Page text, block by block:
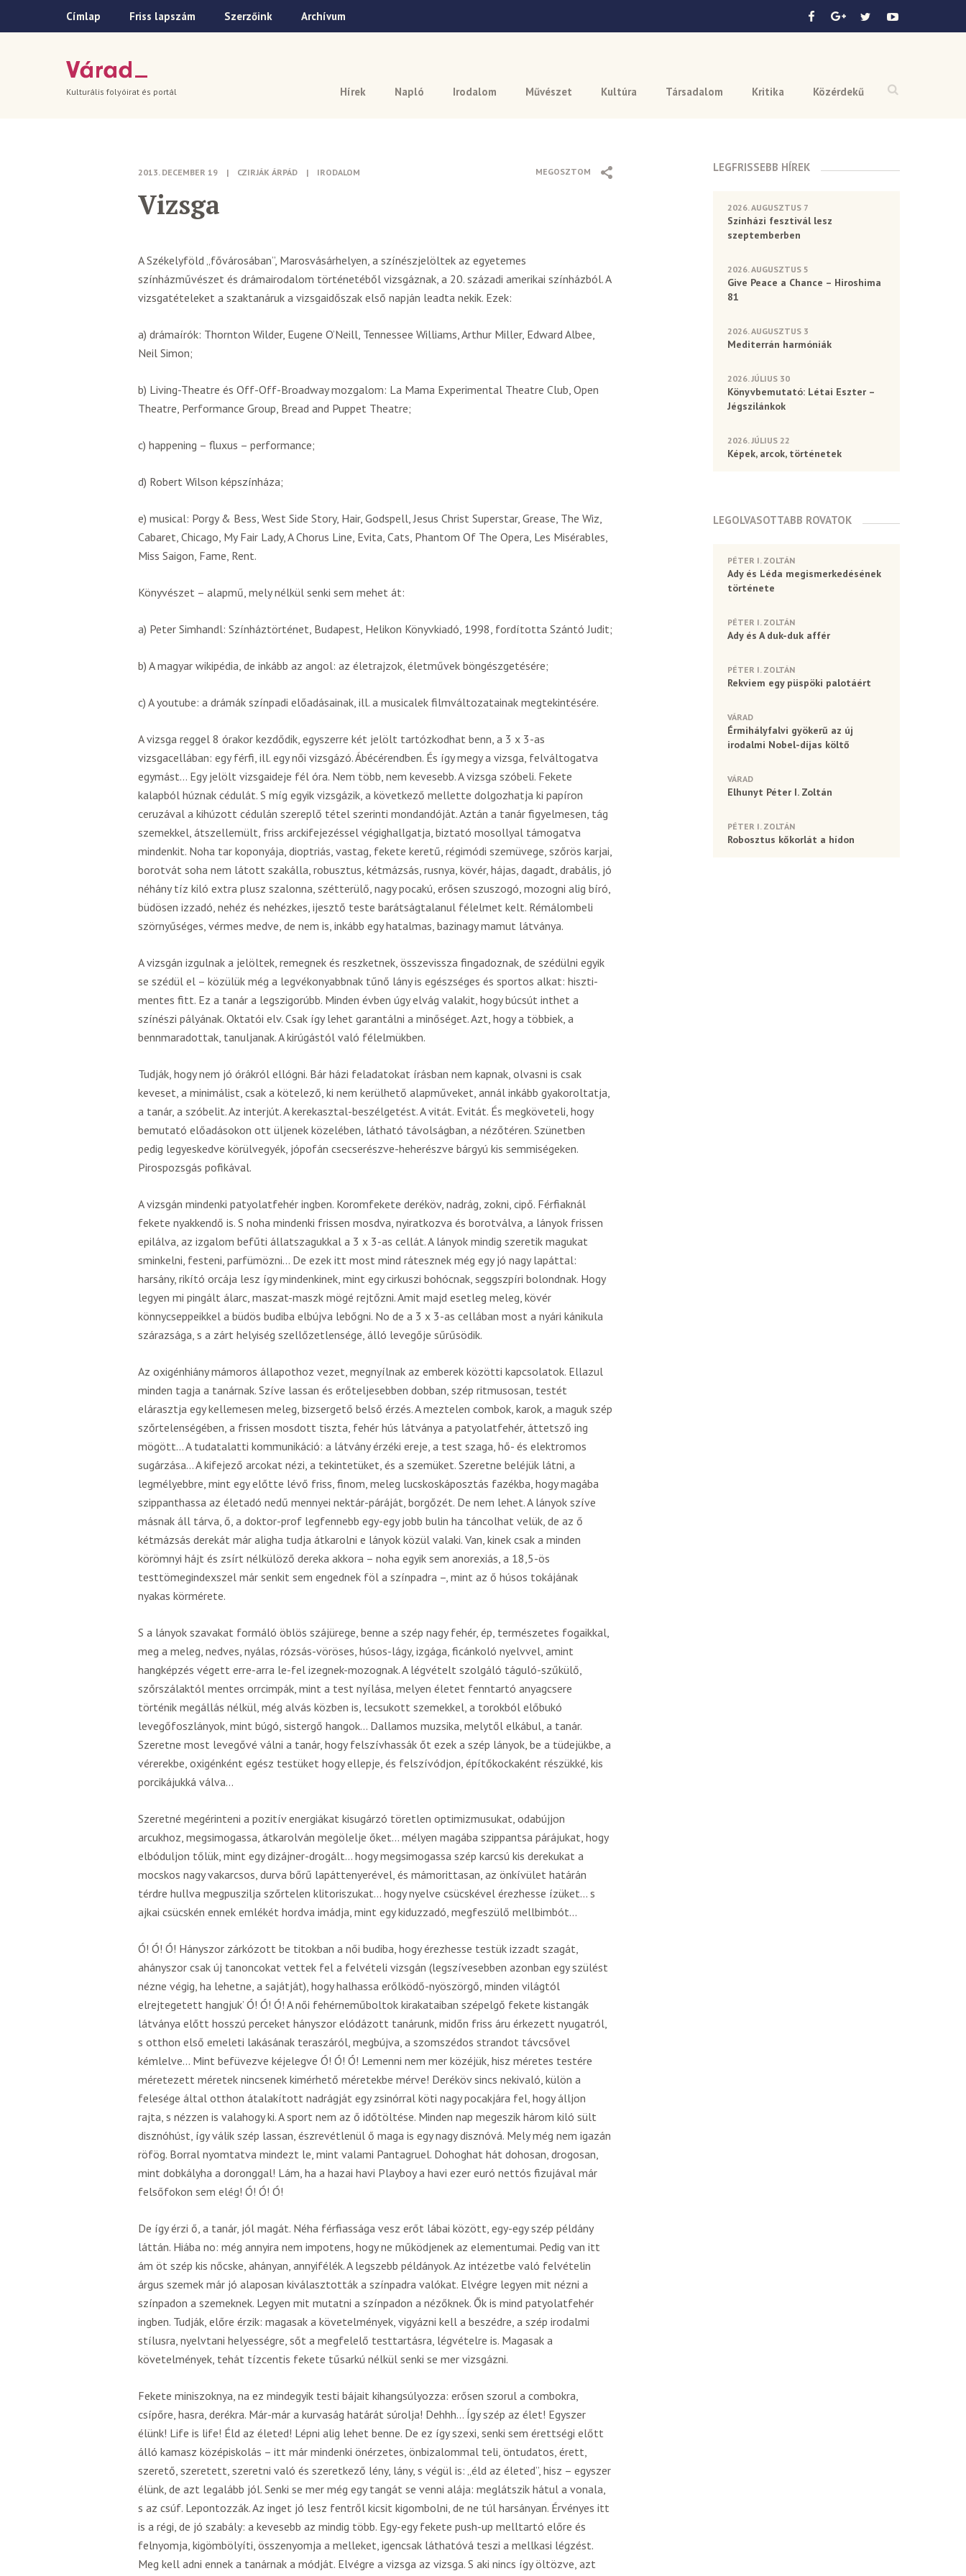
Címlap Friss lapszám Szerzőink Archívum
Hírek Napló Irodalom Művészet Kultúra Társadalom Kritika Közérdekű
Kulturális folyóirat és portál
MEGOSZTOM
2013. DECEMBER 19 | CZIRJÁK ÁRPÁD | IRODALOM
Vizsga
A Székelyföld „fővárosában”, Marosvásárhelyen, a színészjelöltek az egyetemes
színházművészet és drámairodalom történetéből vizsgáznak, a 20. századi amerikai színházból. A
vizsgatételeket a szaktanáruk a vizsgaidőszak első napján leadta nekik. Ezek:
a) drámaírók: Thornton Wilder, Eugene O’Neill, Tennessee Williams, Arthur Miller, Edward Albee,
Neil Simon;
b) Living-Theatre és Off-Off-Broadway mozgalom: La Mama Experimental Theatre Club, Open
Theatre, Performance Group, Bread and Puppet Theatre;
c) happening – fluxus – performance;
d) Robert Wilson képszínháza;
e) musical: Porgy & Bess, West Side Story, Hair, Godspell, Jesus Christ Superstar, Grease, The Wiz,
Cabaret, Chicago, My Fair Lady, A Chorus Line, Evita, Cats, Phantom Of The Opera, Les Misérables,
Miss Saigon, Fame, Rent.
Könyvészet – alapmű, mely nélkül senki sem mehet át:
a) Peter Simhandl: Színháztörténet, Budapest, Helikon Könyvkiadó, 1998, fordította Szántó Judit;
b) A magyar wikipédia, de inkább az angol: az életrajzok, életművek böngészgetésére;
c) A youtube: a drámák színpadi előadásainak, ill. a musicalek filmváltozatainak megtekintésére.
A vizsga reggel 8 órakor kezdődik, egyszerre két jelölt tartózkodhat benn, a 3 x 3-as
vizsgacellában: egy férfi, ill. egy női vizsgázó. Ábécérendben. És így megy a vizsga, felváltogatva
egymást… Egy jelölt vizsgaideje fél óra. Nem több, nem kevesebb. A vizsga szóbeli. Fekete
kalapból húznak cédulát. S míg egyik vizsgázik, a következő mellette dolgozhatja ki papíron
ceruzával a kihúzott cédulán szereplő tétel szerinti mondandóját. Aztán a tanár figyelmesen, tág
szemekkel, átszellemült, friss arckifejezéssel végighallgatja, biztató mosollyal támogatva
mindenkit. Noha tar koponyája, dioptriás, vastag, fekete keretű, régimódi szemüvege, szőrös karjai,
borotvát soha nem látott szakálla, robusztus, kétmázsás, rusnya, kövér, hájas, dagadt, drabális, jó
néhány tíz kiló extra plusz szalonna, szétterülő, nagy pocakú, erősen szuszogó, mozogni alig bíró,
büdösen izzadó, nehéz és nehézkes, ijesztő teste barátságtalanul félelmet kelt. Rémálombeli
szörnyűséges, vérmes medve, de nem is, inkább egy hatalmas, bazinagy mamut látványa.
A vizsgán izgulnak a jelöltek, remegnek és reszketnek, összevissza fingadoznak, de szédülni egyik
se szédül el – közülük még a legvékonyabbnak tűnő lány is egészséges és sportos alkat: hiszti-
mentes fitt. Ez a tanár a legszigorúbb. Minden évben úgy elvág valakit, hogy búcsút inthet a
színészi pályának. Oktatói elv. Csak így lehet garantálni a minőséget. Azt, hogy a többiek, a
bennmaradottak, tanuljanak. A kirúgástól való félelmükben.
Tudják, hogy nem jó órákról ellógni. Bár házi feladatokat írásban nem kapnak, olvasni is csak
keveset, a minimálist, csak a kötelező, ki nem kerülhető alapműveket, annál inkább gyakoroltatja,
a tanár, a szóbelit. Az interjút. A kerekasztal-beszélgetést. A vitát. Evitát. És megköveteli, hogy
bemutató előadásokon ott üljenek közelében, látható távolságban, a nézőtéren. Szünetben
pedig legyeskedve körülvegyék, jópofán csecserészve-heherészve bárgyú kis semmiségeken.
Pirospozsgás pofikával.
A vizsgán mindenki patyolatfehér ingben. Koromfekete deréköv, nadrág, zokni, cipő. Férfiaknál
fekete nyakkendő is. S noha mindenki frissen mosdva, nyiratkozva és borotválva, a lányok frissen
epilálva, az izgalom befűti állatszagukkal a 3 x 3-as cellát. A lányok mindig szeretik magukat
sminkelni, festeni, parfümözni… De ezek itt most mind rátesznek még egy jó nagy lapáttal:
harsány, rikító orcája lesz így mindenkinek, mint egy cirkuszi bohócnak, seggszpíri bolondnak. Hogy
legyen mi pingált álarc, maszat-maszk mögé rejtőzni. Amit majd esetleg meleg, kövér
könnycseppeikkel a büdös budiba elbújva lebőgni. No de a 3 x 3-as cellában most a nyári kánikula
szárazsága, s a zárt helyiség szellőzetlensége, álló levegője sűrűsödik.
Az oxigénhiány mámoros állapothoz vezet, megnyílnak az emberek közötti kapcsolatok. Ellazul
minden tagja a tanárnak. Szíve lassan és erőteljesebben dobban, szép ritmusosan, testét
elárasztja egy kellemesen meleg, bizsergető belső érzés. A meztelen combok, karok, a maguk szép
szőrtelenségében, a frissen mosdott tiszta, fehér hús látványa a patyolatfehér, áttetsző ing
mögött… A tudatalatti kommunikáció: a látvány érzéki ereje, a test szaga, hő- és elektromos
sugárzása… A kifejező arcokat nézi, a tekintetüket, és a szemüket. Szeretne beléjük látni, a
legmélyebbre, mint egy előtte lévő friss, finom, meleg lucskoskáposztás fazékba, hogy magába
szippanthassa az életadó nedű mennyei nektár-páráját, borgőzét. De nem lehet. A lányok szíve
másnak áll tárva, ő, a doktor-prof legfennebb egy-egy jobb bulin ha táncolhat velük, de az ő
kétmázsás derekát már aligha tudja átkarolni e lányok közül valaki. Van, kinek csak a minden
körömnyi hájt és zsírt nélkülöző dereka akkora – noha egyik sem anorexiás, a 18,5-ös
testtömegindexszel már senkit sem engednek föl a színpadra –, mint az ő húsos tokájának
nyakas körmérete.
S a lányok szavakat formáló öblös szájürege, benne a szép nagy fehér, ép, természetes fogaikkal,
meg a meleg, nedves, nyálas, rózsás-vöröses, húsos-lágy, izgága, ficánkoló nyelvvel, amint
hangképzés végett erre-arra le-fel izegnek-mozognak. A légvételt szolgáló táguló-szűkülő,
szőrszálaktól mentes orrcimpák, mint a test nyílása, melyen életet fenntartó anyagcsere
történik megállás nélkül, még alvás közben is, lecsukott szemekkel, a torokból előbukó
levegőfoszlányok, mint búgó, sistergő hangok… Dallamos muzsika, melytől elkábul, a tanár.
Szeretne most levegővé válni a tanár, hogy felszívhassák őt ezek a szép lányok, be a tüdejükbe, a
vérerekbe, oxigénként egész testüket hogy ellepje, és felszívódjon, építőkockaként részükké, kis
porcikájukká válva…
Szeretné megérinteni a pozitív energiákat kisugárzó töretlen optimizmusukat, odabújjon
arcukhoz, megsimogassa, átkarolván megölelje őket… mélyen magába szippantsa párájukat, hogy
elbóduljon tőlük, mint egy dizájner-drogált… hogy megsimogassa szép karcsú kis derekukat a
mocskos nagy vakarcsos, durva bőrű lapáttenyerével, és mámorittasan, az önkívület határán
térdre hullva megpuszilja szőrtelen klitoriszukat… hogy nyelve csücskével érezhesse ízüket… s
ajkai csücskén ennek emlékét hordva imádja, mint egy kiduzzadó, megfeszülő mellbimbót…
Ó! Ó! Ó! Hányszor zárkózott be titokban a női budiba, hogy érezhesse testük izzadt szagát,
ahányszor csak új tanoncokat vettek fel a felvételi vizsgán (legszívesebben azonban egy szülést
nézne végig, ha lehetne, a sajátját), hogy halhassa erőlködő-nyöszörgő, minden világtól
elrejtegetett hangjuk’ Ó! Ó! Ó! A női fehérneműboltok kirakataiban szépelgő fekete kistangák
látványa előtt hosszú perceket hányszor elódázott tanárunk, midőn friss áru érkezett nyugatról,
s otthon első emeleti lakásának teraszáról, megbújva, a szomszédos strandot távcsővel
kémlelve… Mint befüvezve kéjelegve Ó! Ó! Ó! Lemenni nem mer közéjük, hisz méretes testére
méretezett méretek nincsenek kimérhető méretekbe mérve! Deréköv sincs nekivaló, külön a
felesége által otthon átalakított nadrágját egy zsinórral köti nagy pocakjára fel, hogy álljon
rajta, s nézzen is valahogy ki. A sport nem az ő időtöltése. Minden nap megeszik három kiló sült
disznóhúst, így válik szép lassan, észrevétlenül ő maga is egy nagy disznóvá. Mely még nem igazán
röfög. Borral nyomtatva mindezt le, mint valami Pantagruel. Dohoghat hát dohosan, drogosan,
mint dobkályha a doronggal! Lám, ha a hazai havi Playboy a havi ezer euró nettós fizujával már
felsőfokon sem elég! Ó! Ó! Ó!
De így érzi ő, a tanár, jól magát. Néha férfiassága vesz erőt lábai között, egy-egy szép példány
láttán. Hiába no: még annyira nem impotens, hogy ne működjenek az elementumai. Pedig van itt
ám öt szép kis nőcske, ahányan, annyifélék. A legszebb példányok. Az intézetbe való felvételin
árgus szemek már jó alaposan kiválasztották a színpadra valókat. Elvégre legyen mit nézni a
színpadon a szemeknek. Legyen mit mutatni a színpadon a nézőknek. Ők is mind patyolatfehér
ingben. Tudják, előre érzik: magasak a követelmények, vigyázni kell a beszédre, a szép irodalmi
stílusra, nyelvtani helyességre, sőt a megfelelő testtartásra, légvételre is. Magasak a
követelmények, tehát tízcentis fekete tűsarkú nélkül senki se mer vizsgázni.
Fekete miniszoknya, na ez mindegyik testi bájait kihangsúlyozza: erősen szorul a combokra,
csípőre, hasra, derékra. Már-már a kurvaság határát súrolja! Dehhh… Így szép az élet! Egyszer
élünk! Life is life! Éld az életed! Lépni alig lehet benne. De ez így szexi, senki sem érettségi előtt
álló kamasz középiskolás – itt már mindenki önérzetes, önbizalommal teli, öntudatos, érett,
szerető, szeretett, szeretni való és szeretkező lény, lány, s végül is: „éld az életed”, hisz – egyszer
élünk, de azt legalább jól. Senki se mer még egy tangát se venni alája: meglátszik hátul a vonala,
s az csúf. Lepontozzák. Az inget jó lesz fentről kicsit kigombolni, de ne túl harsányan. Érvényes itt
is a régi, de jó szabály: a kevesebb az mindig több. Egy-egy fekete push-up melltartó előre és
felnyomja, kigömbölyíti, összenyomja a melleket, igencsak láthatóvá teszi a mellkasi légzést.
Meg kell adni ennek a tanárnak a módját. Elvégre a vizsga az vizsga. S aki nincs így öltözve, azt
LEGFRISSEBB HÍREK
2026. AUGUSZTUS 7
Színházi fesztivál lesz
szeptemberben
2026. AUGUSZTUS 5
Give Peace a Chance – Hiroshima
81
2026. AUGUSZTUS 3
Mediterrán harmóniák
2026. JÚLIUS 30
Könyvbemutató: Létai Eszter –
Jégszilánkok
2026. JÚLIUS 22
Képek, arcok, történetek
LEGOLVASOTTABB ROVATOK
PÉTER I. ZOLTÁN
Ady és Léda megismerkedésének
története
PÉTER I. ZOLTÁN
Ady és A duk-duk affér
PÉTER I. ZOLTÁN
Rekviem egy püspöki palotáért
VÁRAD
Érmihályfalvi gyökerű az új
irodalmi Nobel-díjas költő
VÁRAD
Elhunyt Péter I. Zoltán
PÉTER I. ZOLTÁN
Robosztus kőkorlát a hídon